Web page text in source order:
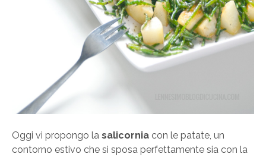
Oggi vi propongo la salicornia con le patate, un
contorno estivo che si sposa perfettamente sia con la